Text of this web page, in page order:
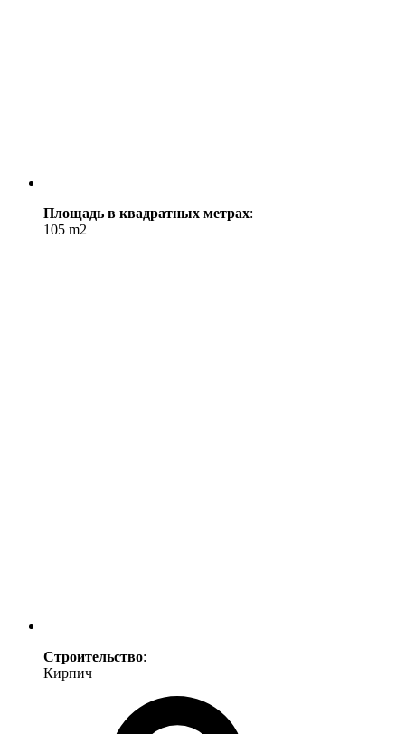
Площадь в квадратных метрах:
105 m2
Строительство:
Кирпич